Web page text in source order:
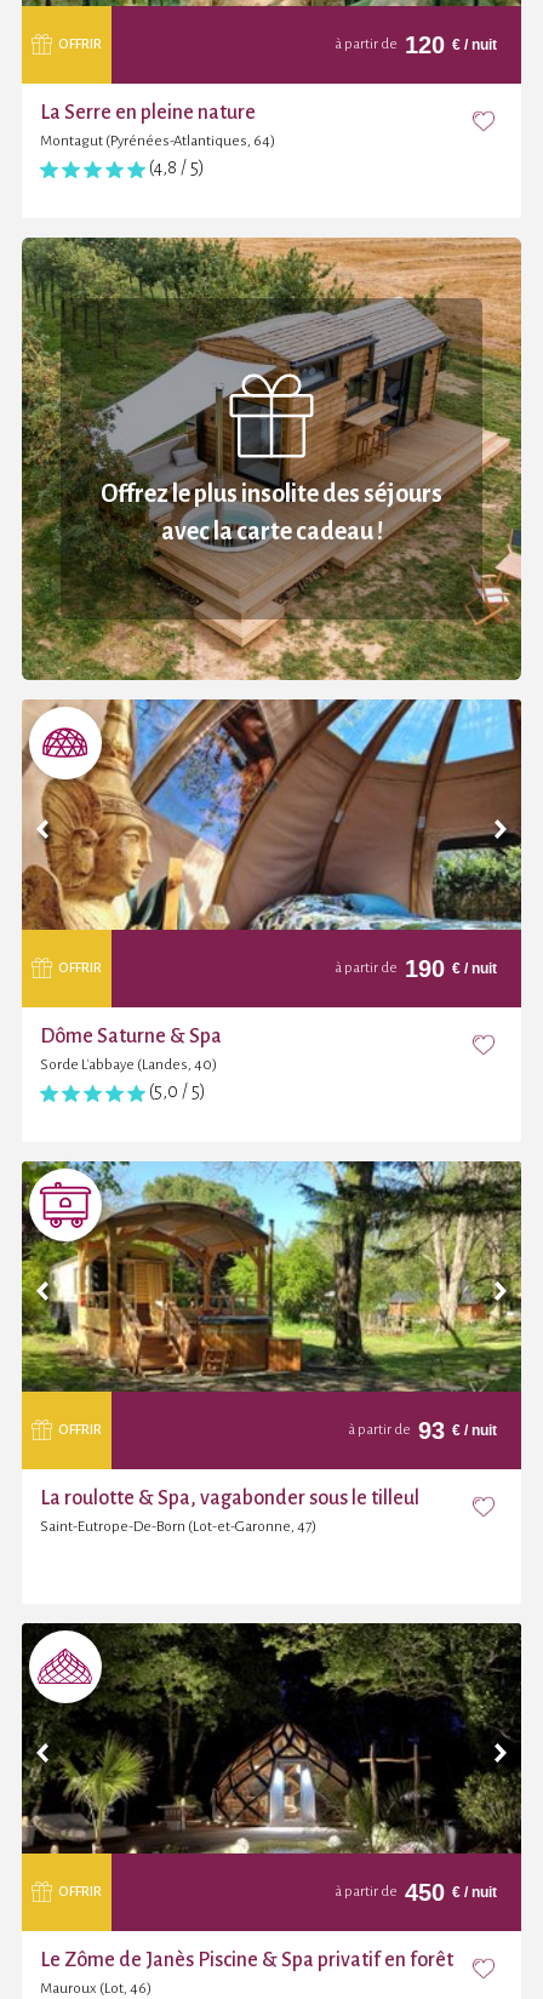
OFFRIR à partir de 120 € / nuit
La Serre en pleine nature
Montagut (Pyrénées-Atlantiques, 64)
(4,8 / 5)
Offrez le plus insolite des séjours
avec la carte cadeau !
OFFRIR à partir de 190 € / nuit
Dôme Saturne & Spa
Sorde L'abbaye (Landes, 40)
(5,0 / 5)
OFFRIR à partir de 93 € / nuit
La roulotte & Spa, vagabonder sous le tilleul
Saint-Eutrope-De-Born (Lot-et-Garonne, 47)
OFFRIR à partir de 450 € / nuit
Le Zôme de Janès Piscine & Spa privatif en forêt
Mauroux (Lot, 46)